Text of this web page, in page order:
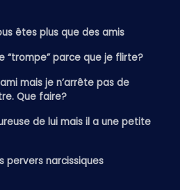
êtes plus que des amis
“trompe” parce que je flirte?
mais je n’arrête pas de
Que faire?
de lui mais il a une petite
pervers narcissiques